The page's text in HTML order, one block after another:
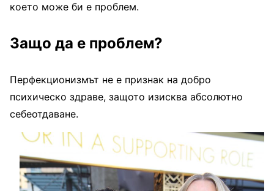
което може би е проблем.
Защо да е проблем?
Перфекционизмът не е признак на добро
психическо здраве, защото изисква абсолютно
себеотдаване.